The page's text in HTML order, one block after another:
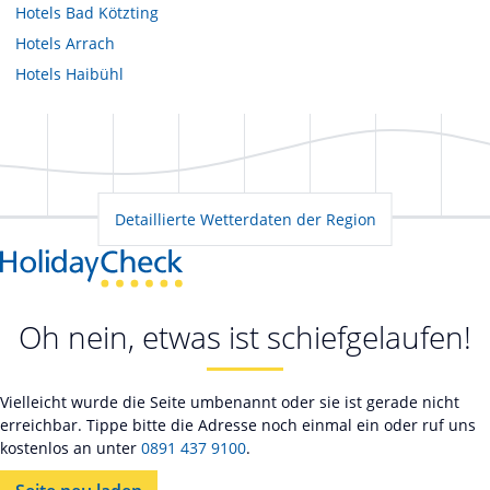
Hotels Bad Kötzting
Hotels Arrach
Hotels Haibühl
Detaillierte Wetterdaten der Region
Oh nein, etwas ist schiefgelaufen!
Vielleicht wurde die Seite umbenannt oder sie ist gerade nicht
erreichbar. Tippe bitte die Adresse noch einmal ein oder ruf uns
kostenlos an unter 0891 437 9100.